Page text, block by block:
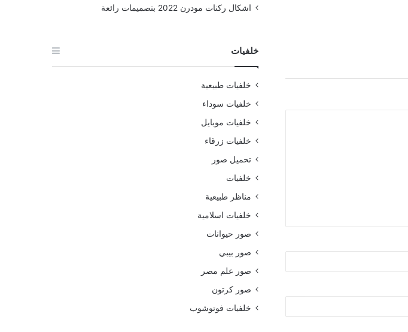
اشكال ركنات مودرن 2022 بتصميمات رائعة
خلفيات
خلفيات طبيعية
خلفيات سوداء
خلفيات موبايل
خلفيات زرقاء
تحميل صور
خلفيات
مناظر طبيعية
خلفيات اسلامية
صور حيوانات
صور بيبي
صور علم مصر
صور كرتون
خلفيات فوتوشوب